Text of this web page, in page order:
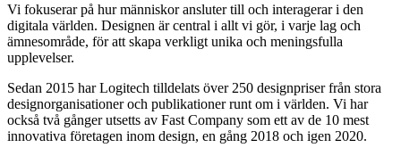
Vi fokuserar på hur människor ansluter till och interagerar i den
digitala världen. Designen är central i allt vi gör, i varje lag och
ämnesområde, för att skapa verkligt unika och meningsfulla
upplevelser.
Sedan 2015 har Logitech tilldelats över 250 designpriser från stora
designorganisationer och publikationer runt om i världen. Vi har
också två gånger utsetts av Fast Company som ett av de 10 mest
innovativa företagen inom design, en gång 2018 och igen 2020.